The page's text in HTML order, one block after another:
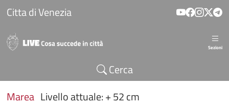
Salta al contenuto principale
Citta di Venezia
Sezioni
Cerca
Marea Livello attuale: + 52 cm